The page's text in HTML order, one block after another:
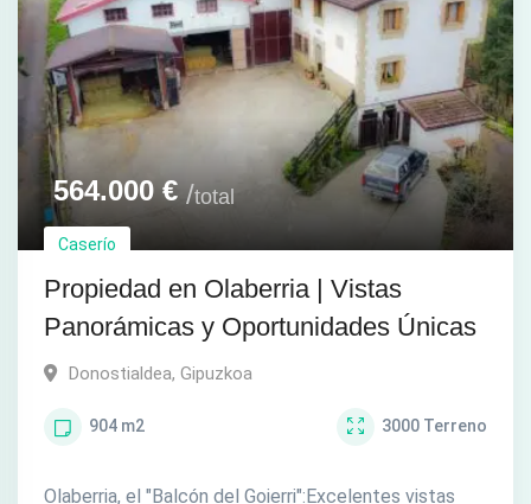
564.000€ total
Caserío
Propiedad en Olaberria | Vistas
Panorámicas y Oportunidades Únicas
Donostialdea, Gipuzkoa
904 m2 3000 Terreno
Olaberria, el "Balcón del Goierri":Excelentes vistas